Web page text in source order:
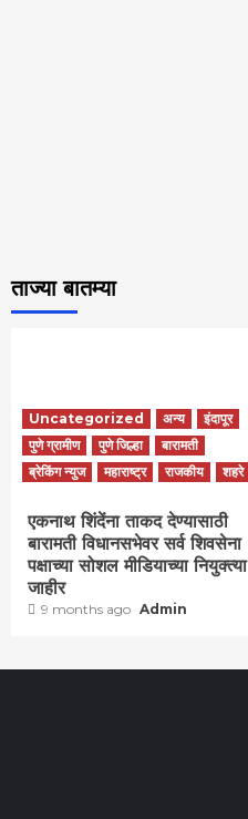
ताज्या बातम्या
Uncategorized अन्य
इंदापूर
पुणे ग्रामीण
पुणे जिल्हा
बारामती
ब्रेकिंग न्युज
महाराष्ट्र राजकीय शहरे
एकनाथ शिंदेंना ताकद देण्यासाठी
बारामती विधानसभेवर सर्व शिवसेना
पक्षाच्या सोशल मीडियाच्या नियुक्त्या
जाहीर
9 months ago Admin